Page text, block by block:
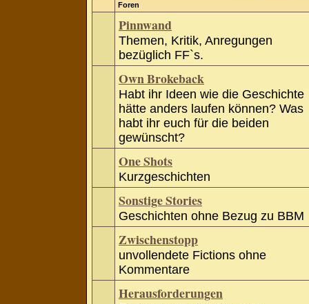
Foren
Pinnwand
Themen, Kritik, Anregungen
bezüglich FF`s.
Own Brokeback
Habt ihr Ideen wie die Geschichte
hätte anders laufen können? Was
habt ihr euch für die beiden
gewünscht?
One Shots
Kurzgeschichten
Sonstige Stories
Geschichten ohne Bezug zu BBM
Zwischenstopp
unvollendete Fictions ohne
Kommentare
Herausforderungen